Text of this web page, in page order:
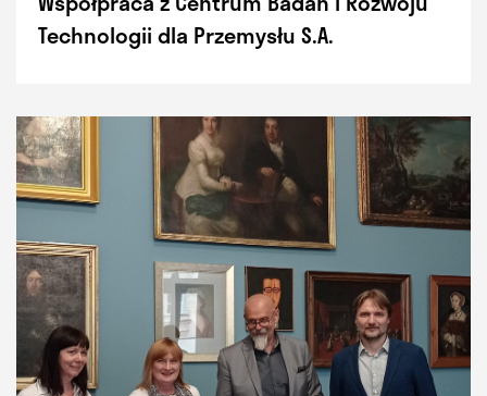
Technologii dla Przemysłu S.A.